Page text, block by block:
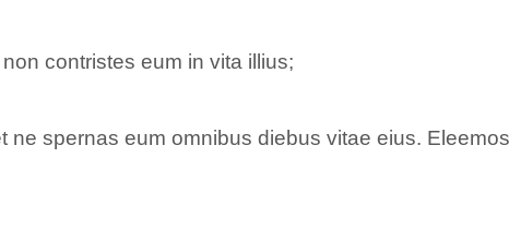
contristes eum in vita illius;
ne spernas eum omnibus diebus vitae eius.